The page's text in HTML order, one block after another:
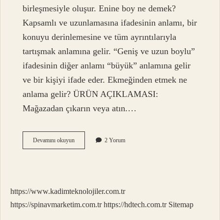
birleşmesiyle oluşur. Enine boy ne demek?
Kapsamlı ve uzunlamasına ifadesinin anlamı, bir
konuyu derinlemesine ve tüm ayrıntılarıyla
tartışmak anlamına gelir. “Geniş ve uzun boylu”
ifadesinin diğer anlamı “büyük” anlamına gelir
ve bir kişiyi ifade eder. Ekmeğinden etmek ne
anlama gelir? ÜRÜN AÇIKLAMASI:
Mağazadan çıkarın veya atın.…
Devamını okuyunBoy
Gösteriyor
2 Yorum
https://www.kadimteknolojiler.com.tr
https://spinavmarketim.com.tr https://hdtech.com.tr Sitemap